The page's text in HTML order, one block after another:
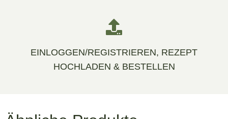
EINLOGGEN/REGISTRIEREN, REZEPT
HOCHLADEN & BESTELLEN